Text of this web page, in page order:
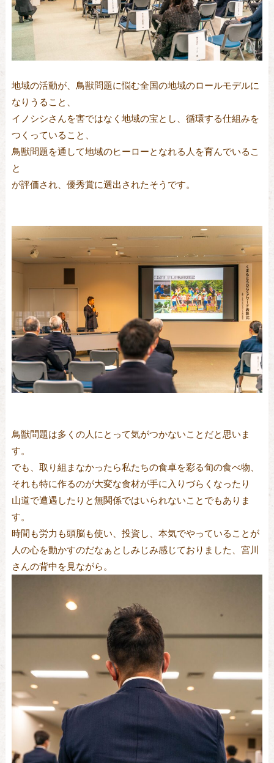
地域の活動が、鳥獣問題に悩む全国の地域のロールモデルに
なりうること、
イノシシさんを害ではなく地域の宝とし、循環する仕組みを
つくっていること、
鳥獣問題を通して地域のヒーローとなれる人を育んでいるこ
と
が評価され、優秀賞に選出されたそうです。
鳥獣問題は多くの人にとって気がつかないことだと思いま
す。
でも、取り組まなかったら私たちの食卓を彩る旬の食べ物、
それも特に作るのが大変な食材が手に入りづらくなったり
山道で遭遇したりと無関係ではいられないことでもありま
す。
時間も労力も頭脳も使い、投資し、本気でやっていることが
人の心を動かすのだなぁとしみじみ感じておりました、宮川
さんの背中を見ながら。